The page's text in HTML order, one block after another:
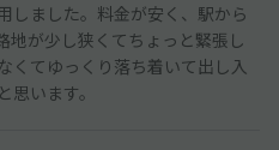
しました。料金が安く、駅から
地が少し狭くてちょっと緊張し
くてゆっくり落ち着いて出し入
います。